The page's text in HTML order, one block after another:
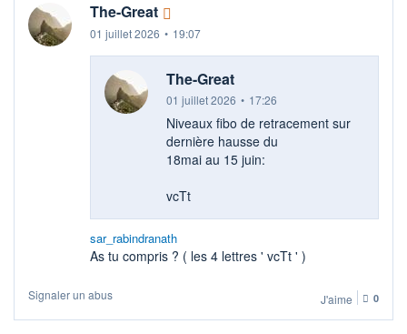
The-Great
01 juillet 2026 • 19:07
The-Great
01 juillet 2026 • 17:26
Niveaux fibo de retracement sur
dernière hausse du
18mai au 15 juin:
vcTt
sar_rabindranath
As tu compris ? ( les 4 lettres ' vcTt ' )
Signaler un abus J'aime 0